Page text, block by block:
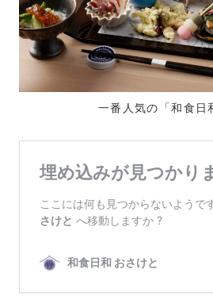
一番人気の「和食日